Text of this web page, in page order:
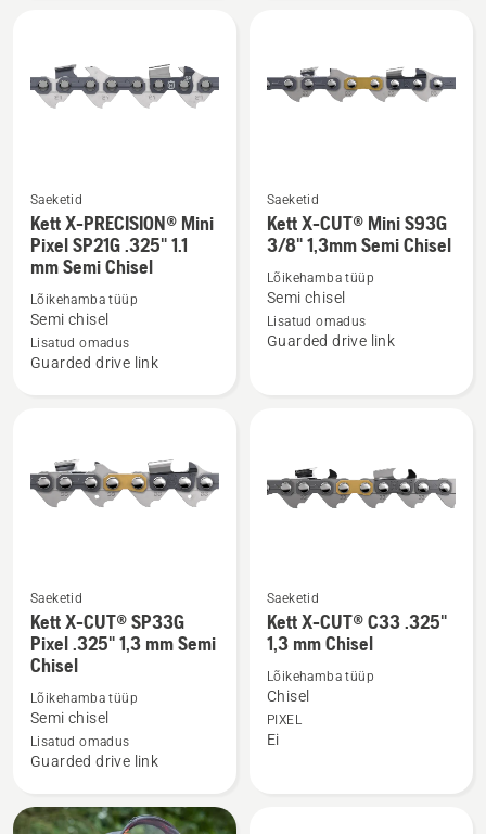
Pixel
Vaata
rohkem
üksikasju
toote
Kett
PRECISION®
.325"
1.1
kohta
Saeketid
Kett X-PRECISION® Mini
Pixel SP21G .325" 1.1
mm Semi Chisel
Lõikehamba tüüp
Semi chisel
Lisatud omadus
Guarded drive link
Vaata
rohkem
üksikasju
toote
Kett
1,3mm
Semi
Saeketid
Kett X-CUT® Mini S93G
3/8" 1,3mm Semi Chisel
Lõikehamba tüüp
Semi chisel
Lisatud omadus
Guarded drive link
Vaata
rohkem
üksikasju
toote
Kett
CUT®
Pixel
Saeketid
Kett X-CUT® SP33G
Pixel .325" 1,3 mm Semi
Chisel
Lõikehamba tüüp
Semi chisel
Lisatud omadus
Guarded drive link
Vaata
rohkem
üksikasju
toote
Kett
Saeketid
Kett X-CUT® C33 .325"
1,3 mm Chisel
Lõikehamba tüüp
Chisel
PIXEL
Ei